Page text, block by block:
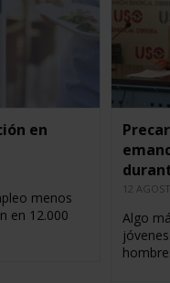
en
menos
en 12.000
12
Algo